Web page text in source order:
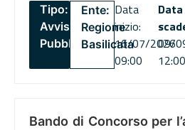
Tipo:
Avviso
Pubblico
Ente:
Regione
Basilicata
Data
inizio:
16/07/2026
09:00
09/
12:00
Bando di Concorso per